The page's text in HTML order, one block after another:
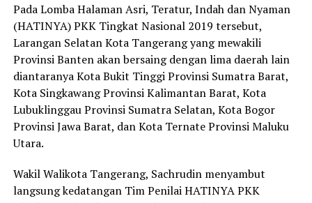
Pada Lomba Halaman Asri, Teratur, Indah dan Nyaman
(HATINYA) PKK Tingkat Nasional 2019 tersebut,
Larangan Selatan Kota Tangerang yang mewakili
Provinsi Banten akan bersaing dengan lima daerah lain
diantaranya Kota Bukit Tinggi Provinsi Sumatra Barat,
Kota Singkawang Provinsi Kalimantan Barat, Kota
Lubuklinggau Provinsi Sumatra Selatan, Kota Bogor
Provinsi Jawa Barat, dan Kota Ternate Provinsi Maluku
Utara.
Wakil Walikota Tangerang, Sachrudin menyambut
langsung kedatangan Tim Penilai HATINYA PKK